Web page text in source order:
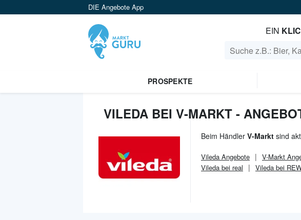
DIE Angebote App
EIN
PROSPEKTE
VILEDA BEI V-MARKT -
Beim Händler V-Markt sind
Vileda Angebote V-Markt
Vileda bei real
Vileda bei